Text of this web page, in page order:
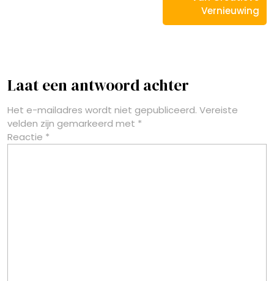
Vernieuwing
Laat een antwoord achter
Het e-mailadres wordt niet gepubliceerd. Vereiste
velden zijn gemarkeerd met *
Reactie *